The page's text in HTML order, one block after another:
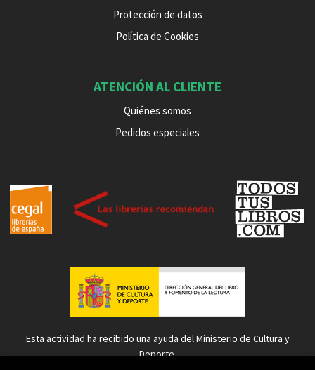
Protección de datos
Política de Cookies
ATENCIÓN AL CLIENTE
Quiénes somos
Pedidos especiales
Esta actividad ha recibido una ayuda del Ministerio de Cultura y
Deporte.